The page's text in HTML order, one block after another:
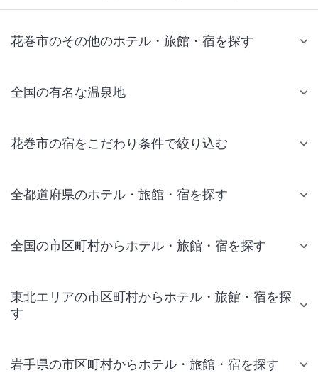
花巻市のその他のホテル・旅館・宿を探す
全国の有名な温泉地
花巻市の宿をこだわり条件で絞り込む
全都道府県のホテル・旅館・宿を探す
全国の市区町村からホテル・旅館・宿を探す
東北エリアの市区町村からホテル・旅館・宿を探
す
岩手県の市区町村からホテル・旅館・宿を探す